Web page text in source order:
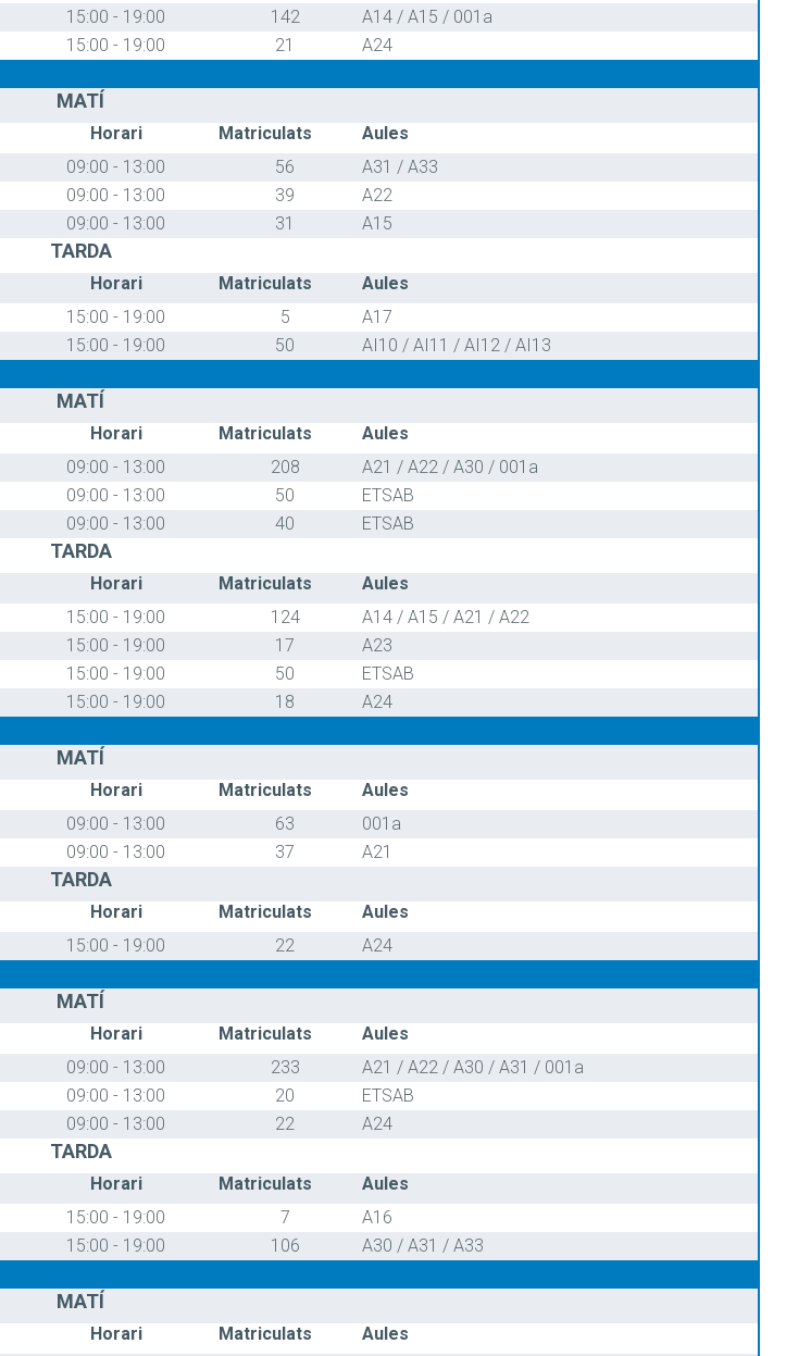
15:00 - 19:00 142
A14 / A15 / 001a
15:00 - 19:00 21
A24
MATÍ
Horari Matriculats
Aules
09:00 - 13:00 56
A31 / A33
09:00 - 13:00 39
A22
09:00 - 13:00 31 A15
TARDA
Horari Matriculats
Aules
15:00 - 19:00 5
A17
15:00 - 19:00 50
AI10 / AI11 / AI12 / AI13
MATÍ
Horari Matriculats
Aules
09:00 - 13:00 208
A21 / A22 / A30 / 001a
09:00 - 13:00 50
ETSAB
09:00 - 13:00 40 ETSAB
TARDA
Horari Matriculats
Aules
15:00 - 19:00 124
A14 / A15 / A21 / A22
15:00 - 19:00 17
A23
15:00 - 19:00 50
ETSAB
15:00 - 19:00 18
A24
MATÍ
Horari Matriculats
Aules
09:00 - 13:00 63
001a
09:00 - 13:00 37 A21
TARDA
Horari Matriculats
Aules
15:00 - 19:00 22
A24
MATÍ
Horari Matriculats
Aules
09:00 - 13:00 233
A21 / A22 / A30 / A31 / 001a
09:00 - 13:00 20
ETSAB
09:00 - 13:00 22 A24
TARDA
Horari Matriculats
Aules
15:00 - 19:00 7
A16
15:00 - 19:00 106
A30 / A31 / A33
MATÍ
Horari Matriculats
Aules